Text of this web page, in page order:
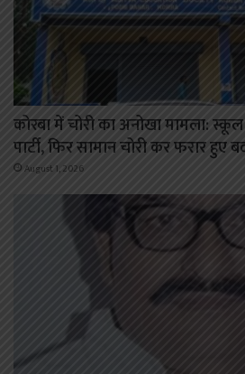
कोरबा में चोरी का अनोखा मामला:
पार्टी, फिर सामान चोरी कर फरार हुए
August 1, 2026